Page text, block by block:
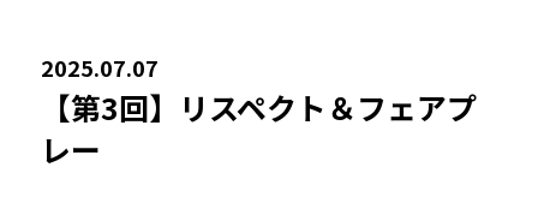
チーム紹介
各種書類
2025.07.07
【第3回】リスペクト＆フェアプ
レー